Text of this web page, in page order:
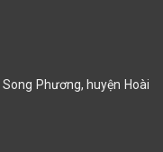
Phương, huyện Hoài